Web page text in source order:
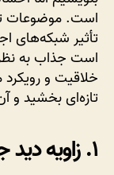
است. موضوعات
تأثیر شبکه‌های
است جذاب به نظر
خلاقیت و
تازه‌ای بخشید و
۱. زاویه دید